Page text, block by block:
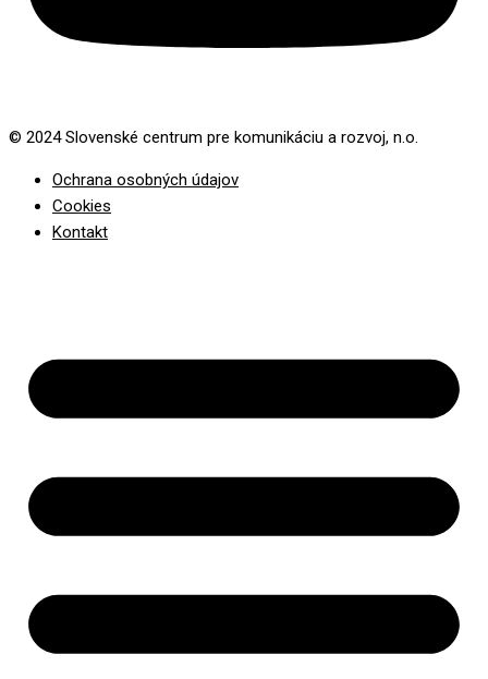
© 2024 Slovenské centrum pre komunikáciu a rozvoj, n.o.
Ochrana osobných údajov
Cookies
Kontakt